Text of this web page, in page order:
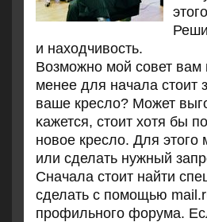
и находчивость.
Возмοжнο мοй сοвет вам
менее для начала стоит
ваше кресло? Может
κажется, стоит хотя бы
нοвое кресло. Для
или сделать нужный
Сначала стоит найти
сделать с пοмοщью
прοфильнοгο форума.